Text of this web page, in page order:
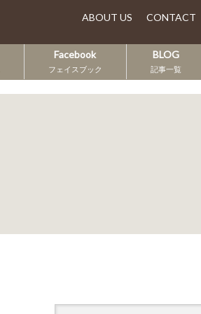
ABOUT US CONTACT
Facebook
フェイスブック
BLOG
記事一覧